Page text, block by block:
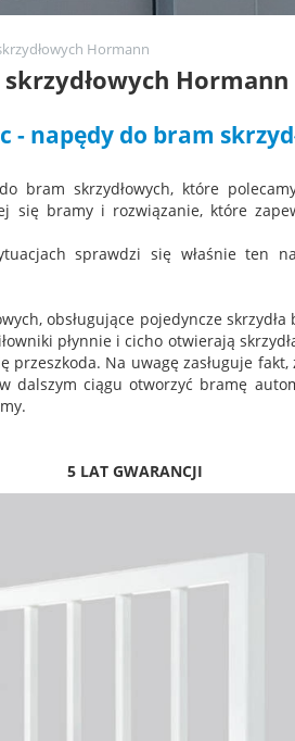
Hormann
Hormann
- napędy do bram
bram skrzydłowych, które
się bramy i rozwiązanie, które
sprawdzi się właśnie ten
obsługujące pojedyncze
płynnie i cicho otwierają
Na uwagę zasługuje
dalszym ciągu otworzyć bramę
5 LAT GWARANCJI